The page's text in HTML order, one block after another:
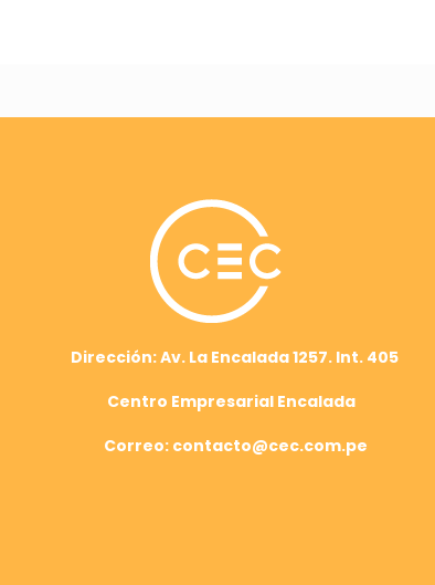
Dirección: Av. La Encalada 1257. Int. 405
Centro Empresarial Encalada
Correo: contacto@cec.com.pe